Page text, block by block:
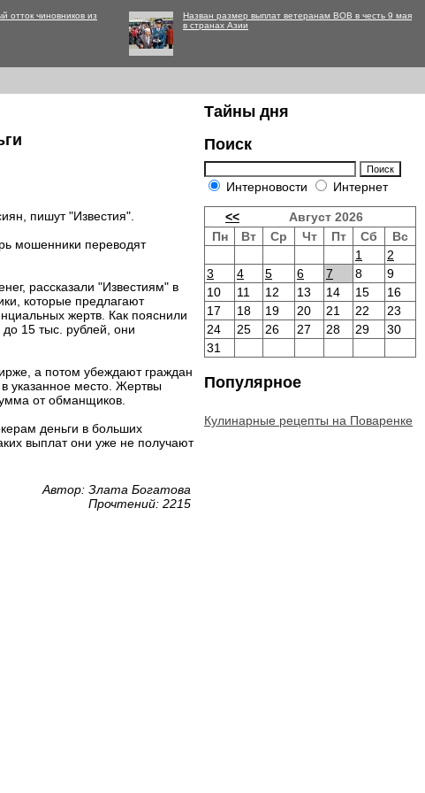
отток чиновников из
Назван размер выплат ветеранам ВОВ в честь 9 мая
в странах Азии
пишут "Известия".
мошенники переводят
рассказали "Известиям" в
которые предлагают
жертв. Как пояснили
15 тыс. рублей, они
а потом убеждают граждан
указанное место. Жертвы
от обманщиков.
деньги в больших
выплат они уже не получают
Автор: Злата Богатова
Прочтений: 2215
Тайны дня
Поиск
Интерновости Интернет
<<
Август 2026
Пн
Вт Ср Чт Пт Сб
Вс
1
2
3
4 5 6 7 8
9
10
11 12 13 14 15
16
17
18 19 20 21 22
23
24
25 26 27 28 29
30
31
Популярное
Кулинарные рецепты на Поваренке